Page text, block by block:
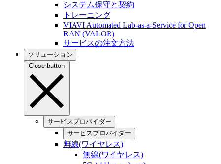
システム保守と契約
トレーニング
VIAVI Automated Lab-as-a-Service for Open
RAN (VALOR)
サービスの注文方法
ソリューション
Close button
サービスプロバイダー
サービスプロバイダー
無線(ワイヤレス)
無線(ワイヤレス)